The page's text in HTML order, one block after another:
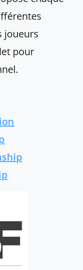
joueurs
pour